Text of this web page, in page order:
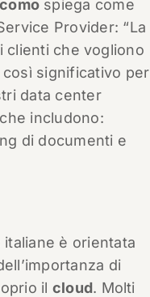
spiega come
Provider: “La
clienti che vogliono
significativo per
data center
includono:
di documenti e
italiane è orientata
di
il cloud. Molti